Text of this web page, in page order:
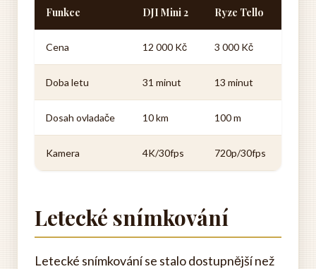
Funkce DJI Mini 2 Ryze Tello
Cena 12 000 Kč 3 000 Kč
Doba letu 31 minut 13 minut
Dosah ovladače 10 km 100 m
Kamera 4K/30fps 720p/30fps
Letecké snímkování
Letecké snímkování se stalo dostupnější než